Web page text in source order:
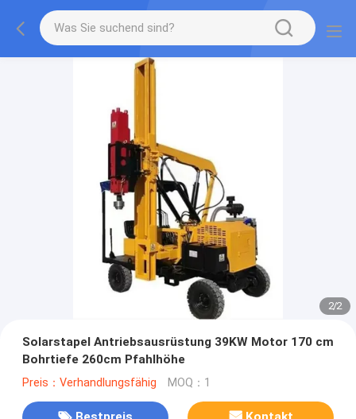
2/2
Solarstapel Antriebsausrüstung 39KW Motor 170 cm
Bohrtiefe 260cm Pfahlhöhe
Preis：Verhandlungsfähig MOQ：1